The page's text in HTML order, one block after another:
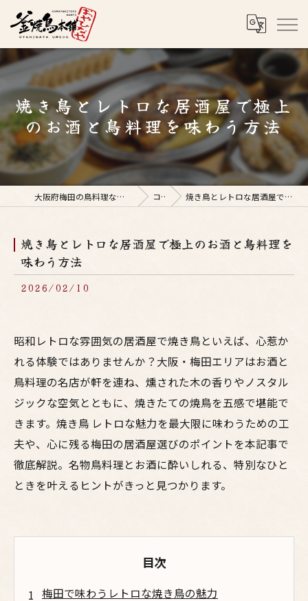
焼き鳥とレトロな居酒屋で極上
のお酒と鳥料理を味わう方法
大阪府梅田の鳥料理なら釜焼鳥本舗おやひなや 梅田店 コラム 焼き鳥とレトロな居酒屋で極上のお酒と鳥料理を味わう方法
焼き鳥とレトロな居酒屋で極上のお酒と鳥料理を
味わう方法
2026/02/10
昭和レトロな雰囲気の居酒屋で焼き鳥といえば、心惹か
れる体験ではありませんか？大阪・梅田エリアはお酒と
鳥料理の名店が軒を連ね、燻された木の香りやノスタル
ジックな空気とともに、焼きたての焼鳥を五感で堪能で
きます。焼き鳥 レトロな魅力を最大限に味わうための工
夫や、心に残る梅田の居酒屋選びのポイントを本記事で
徹底解説。名物鳥料理とお酒に酔いしれる、特別なひと
ときを叶えるヒントがきっと見つかります。
目次
梅田で味わうレトロな焼き鳥の魅力